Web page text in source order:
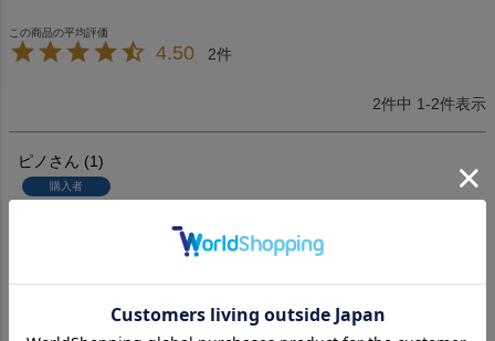
4.50 2
2件中 1-2件表示
ピノ 1
購入者
5.6年前に購入したことがありますが、革の感じが変わった
ような？？以前より薄くなったような感じがしました。